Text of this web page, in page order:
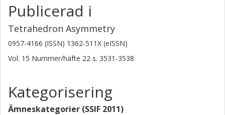
Publicerad i
Tetrahedron Asymmetry
0957-4166 (ISSN) 1362-511X (eISSN)
Vol. 15 Nummer/häfte 22 s. 3531-3538
Kategorisering
Ämneskategorier (SSIF 2011)